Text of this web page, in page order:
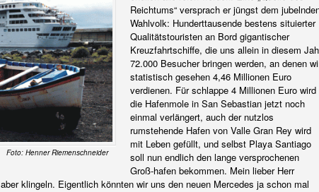
Foto: Henner Riemenschneider
Reichtums“ versprach er jüngst dem
Wahlvolk: Hunderttausende bestens situierter
Qualitätstouristen an Bord gigantischer
Kreuzfahrtschiffe, die uns allein in diesem
72.000 Besucher bringen werden, an denen
statistisch gesehen 4,46 Millionen Euro
verdienen. Für schlappe 4 Millionen Euro wird
die Hafenmole in San Sebastian jetzt noch
einmal verlängert, auch der nutzlos
rumstehende Hafen von Valle Gran Rey wird
mit Leben gefüllt, und selbst Playa Santiago
soll nun endlich den lange versprochenen
Groß-hafen bekommen. Mein lieber Herr
klingeln. Eigentlich könnten wir uns den neuen Mercedes ja schon mal